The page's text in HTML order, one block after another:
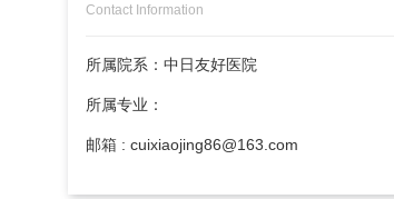
Contact Information
所属院系：中日友好医院
所属专业：
邮箱 : cuixiaojing86@163.com